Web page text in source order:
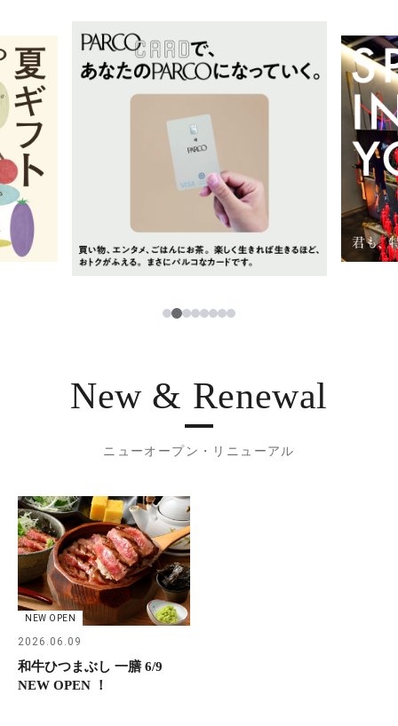
ニュース
レストラン・カフェ
TAX FREE
한국어
ภาษาไทย
日本語
1234567
New & Renewal
ニューオープン・リニューアル
NEW OPEN
2026.06.09
和牛ひつまぶし 一膳 6/9
NEW OPEN ！